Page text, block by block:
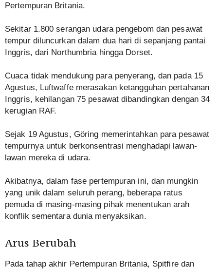
Pertempuran Britania.
Sekitar 1.800 serangan udara pengebom dan pesawat
tempur diluncurkan dalam dua hari di sepanjang pantai
Inggris, dari Northumbria hingga Dorset.
Cuaca tidak mendukung para penyerang, dan pada 15
Agustus, Luftwaffe merasakan ketangguhan pertahanan
Inggris, kehilangan 75 pesawat dibandingkan dengan 34
kerugian RAF.
Sejak 19 Agustus, Göring memerintahkan para pesawat
tempurnya untuk berkonsentrasi menghadapi lawan-
lawan mereka di udara.
Akibatnya, dalam fase pertempuran ini, dan mungkin
yang unik dalam seluruh perang, beberapa ratus
pemuda di masing-masing pihak menentukan arah
konflik sementara dunia menyaksikan.
Arus Berubah
Pada tahap akhir Pertempuran Britania, Spitfire dan